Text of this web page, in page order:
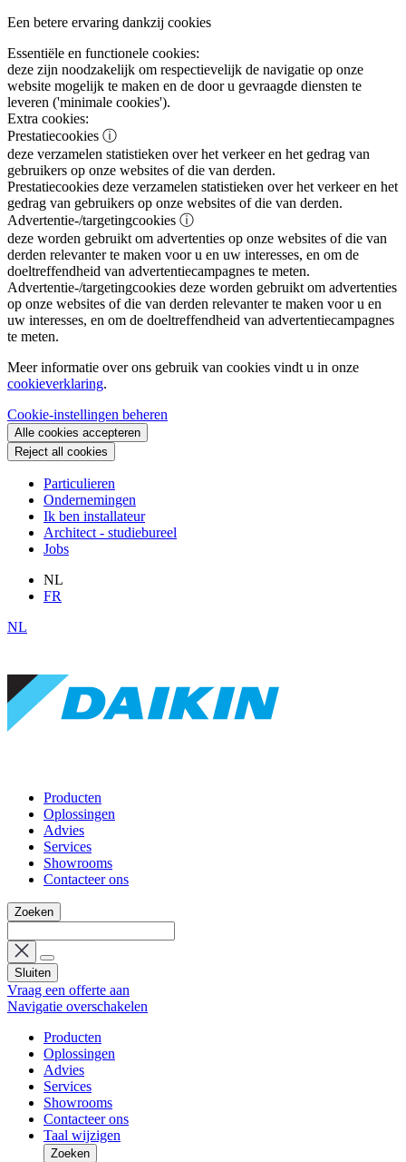
Een betere ervaring dankzij cookies
Essentiële en functionele cookies:
deze zijn noodzakelijk om respectievelijk de navigatie op onze
website mogelijk te maken en de door u gevraagde diensten te
leveren ('minimale cookies').
Extra cookies:
Prestatiecookies ⓘ
deze verzamelen statistieken over het verkeer en het gedrag van
gebruikers op onze websites of die van derden.
Prestatiecookies deze verzamelen statistieken over het verkeer en het
gedrag van gebruikers op onze websites of die van derden.
Advertentie-/targetingcookies ⓘ
deze worden gebruikt om advertenties op onze websites of die van
derden relevanter te maken voor u en uw interesses, en om de
doeltreffendheid van advertentiecampagnes te meten.
Advertentie-/targetingcookies deze worden gebruikt om advertenties
op onze websites of die van derden relevanter te maken voor u en
uw interesses, en om de doeltreffendheid van advertentiecampagnes
te meten.
Meer informatie over ons gebruik van cookies vindt u in onze
cookieverklaring.
Cookie-instellingen beheren
Alle cookies accepteren
Reject all cookies
Particulieren
Ondernemingen
Ik ben installateur
Architect - studiebureel
Jobs
NL
FR
NL
Producten
Oplossingen
Advies
Services
Showrooms
Contacteer ons
Zoeken
Sluiten
Vraag een offerte aan
Navigatie overschakelen
Producten
Oplossingen
Advies
Services
Showrooms
Contacteer ons
Taal wijzigen
Zoeken